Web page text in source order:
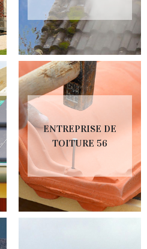
ENTREPRISE DE
TOITURE 56